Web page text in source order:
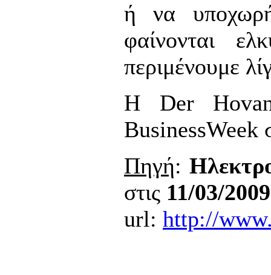
ή να
φαίνονται
περιμένουμε
Η Der
BusinessWeek
Πηγή:
στις 11/03/2009
url: http://